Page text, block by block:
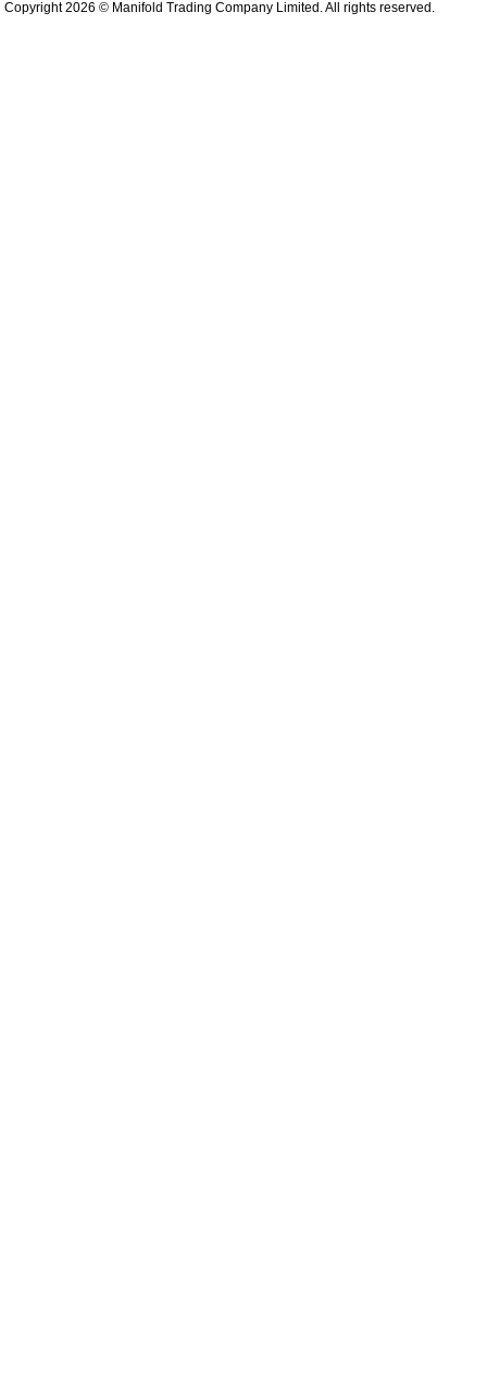
Copyright 2026 © Manifold Trading Company Limited. All rights reserved.